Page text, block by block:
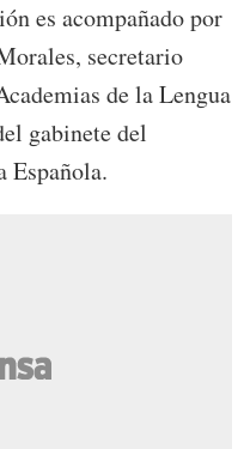
es acompañado por
secretario
de la Lengua
gabinete del
Española.